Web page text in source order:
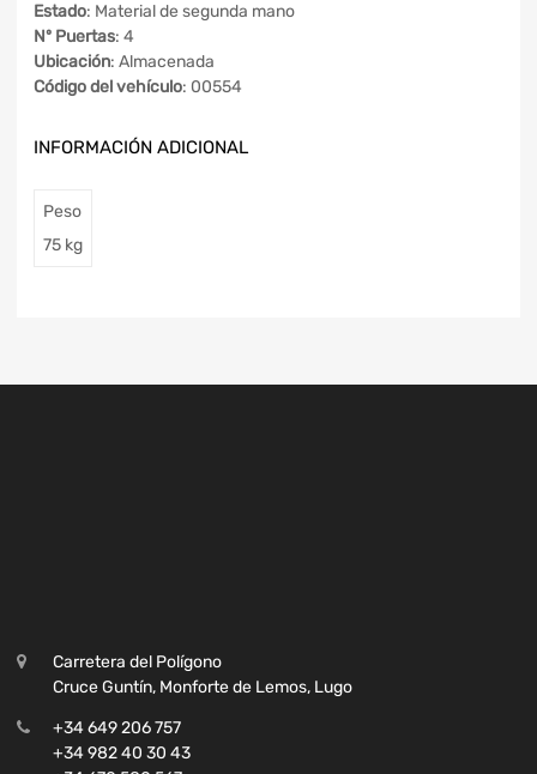
Estado: Material de segunda mano
Nº Puertas: 4
Ubicación: Almacenada
Código del vehículo: 00554
INFORMACIÓN ADICIONAL
Peso
75 kg
Carretera del Polígono
Cruce Guntín, Monforte de Lemos, Lugo
+34 649 206 757
+34 982 40 30 43